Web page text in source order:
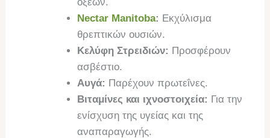
Nectar Manitoba: Εκχύλισμα
θρεπτικών ουσιών.
Κελύφη Στρειδιών: Προσφέρουν
ασβέστιο.
Αυγά: Παρέχουν πρωτεΐνες.
Βιταμίνες και ιχνοστοιχεία: Για την
ενίσχυση της υγείας και της
αναπαραγωγής.